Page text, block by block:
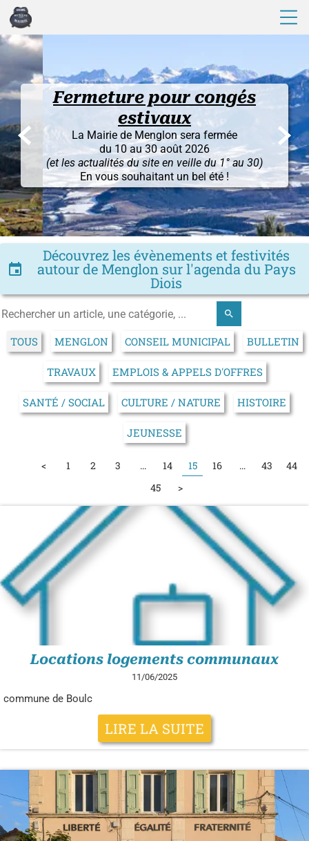
Fermeture pour congés
estivaux
La Mairie de Menglon sera fermée
du 10 au 30 août 2026
(et les actualités du site en veille du 1° au 30)
En vous souhaitant un bel été !
 
insert_invitation
Découvrez les évènements et festivités
autour de Menglon sur l'agenda du Pays
Diois
search
TOUS MENGLON CONSEIL MUNICIPAL BULLETIN
TRAVAUX EMPLOIS & APPELS D'OFFRES
SANTÉ / SOCIAL CULTURE / NATURE HISTOIRE
JEUNESSE
< 1 2 3 ... 14 15 16 ... 43
44
45
>
Locations logements communaux
11/06/2025
commune de Boulc
LIRE LA SUITE